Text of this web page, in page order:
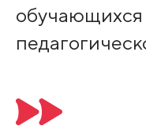
обучающихся